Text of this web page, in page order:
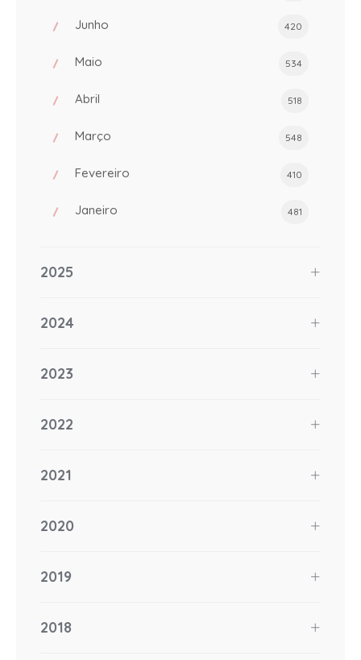
Junho 420
Maio 534
Abril 518
Março 548
Fevereiro 410
Janeiro 481
2025
2024
2023
2022
2021
2020
2019
2018